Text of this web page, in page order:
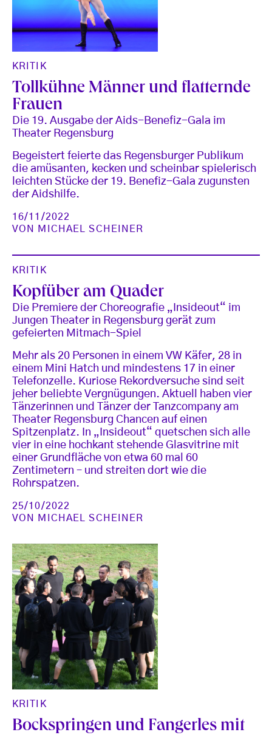
KRITIK
Tollkühne Männer und flatternde
Frauen
Die 19. Ausgabe der Aids-Benefiz-Gala im
Theater Regensburg
Begeistert feierte das Regensburger Publikum
die amüsanten, kecken und scheinbar spielerisch
leichten Stücke der 19. Benefiz-Gala zugunsten
der Aidshilfe.
16/11/2022
VON MICHAEL SCHEINER
KRITIK
Kopfüber am Quader
Die Premiere der Choreografie „Insideout“ im
Jungen Theater in Regensburg gerät zum
gefeierten Mitmach-Spiel
Mehr als 20 Personen in einem VW Käfer, 28 in
einem Mini Hatch und mindestens 17 in einer
Telefonzelle. Kuriose Rekordversuche sind seit
jeher beliebte Vergnügungen. Aktuell haben vier
Tänzerinnen und Tänzer der Tanzcompany am
Theater Regensburg Chancen auf einen
Spitzenplatz. In „Insideout“ quetschen sich alle
vier in eine hochkant stehende Glasvitrine mit
einer Grundfläche von etwa 60 mal 60
Zentimetern – und streiten dort wie die
Rohrspatzen.
25/10/2022
VON MICHAEL SCHEINER
KRITIK
Bockspringen und Fangerles mit